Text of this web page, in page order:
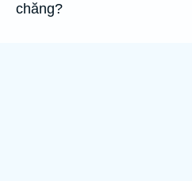
chăng?